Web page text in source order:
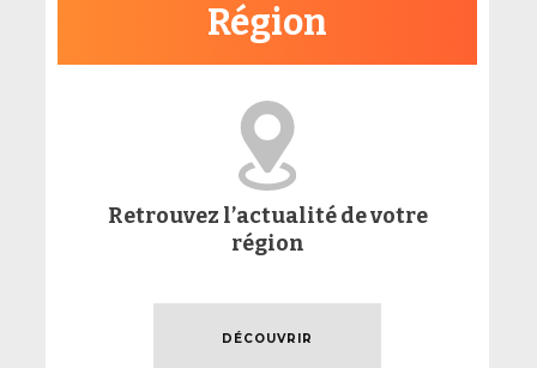
Région
Retrouvez l’actualité de votre
région
DÉCOUVRIR